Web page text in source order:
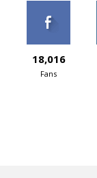
18,016
Fans